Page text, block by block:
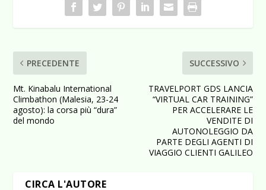
PRECEDENTE
Mt. Kinabalu International
Climbathon (Malesia, 23-24
agosto): la corsa più “dura”
del mondo
SUCCESSIVO
TRAVELPORT GDS LANCIA
“VIRTUAL CAR TRAINING”
PER ACCELERARE LE
VENDITE DI
AUTONOLEGGIO DA
PARTE DEGLI AGENTI DI
VIAGGIO CLIENTI GALILEO
CIRCA L'AUTORE